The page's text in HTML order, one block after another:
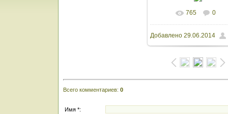
В реальном
1600x1200/ 121.9Kb
765 0
Добавлено29.06.2014
Всего комментариев: 0
Имя *: